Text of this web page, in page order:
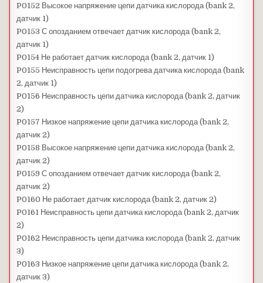
P0152 Высокое напряжение цепи датчика кислорода (bank 2,
датчик 1)
P0153 С опозданием отвечает датчик кислорода (bank 2,
датчик 1)
P0154 Не работает датчик кислорода (bank 2, датчик 1)
P0155 Неисправность цепи подогрева датчика кислорода (bank
2, датчик 1)
P0156 Неисправность цепи датчика кислорода (bank 2, датчик
2)
P0157 Низкое напряжение цепи датчика кислорода (bank 2,
датчик 2)
P0158 Высокое напряжение цепи датчика кислорода (bank 2,
датчик 2)
P0159 С опозданием отвечает датчик кислорода (bank 2,
датчик 2)
P0160 Не работает датчик кислорода (bank 2, датчик 2)
P0161 Неисправность цепи датчика кислорода (bank 2, датчик
2)
P0162 Неисправность цепи датчика кислорода (bank 2, датчик
3)
P0163 Низкое напряжение цепи датчика кислорода (bank 2,
датчик 3)